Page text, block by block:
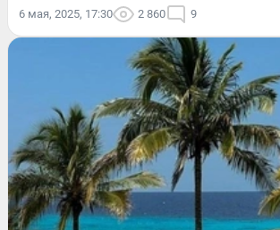
6 мая, 2025, 17:30 2 860 9